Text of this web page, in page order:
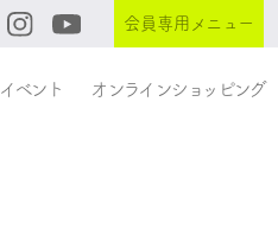
会員専用メニュー
イベント オンラインショッピング